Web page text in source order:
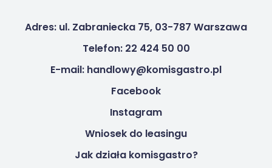
Adres: ul. Zabraniecka 75, 03-787 Warszawa
Telefon: 22 424 50 00
E-mail: handlowy@komisgastro.pl
Facebook
Instagram
Wniosek do leasingu
Jak działa komisgastro?